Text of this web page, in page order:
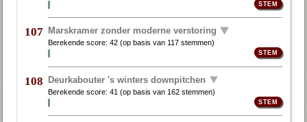
107 Marskramer zonder moderne verstoring
Berekende score:42 (op basis van 117 stemmen)
108 Deurkabouter 's winters downpitchen
Berekende score:41 (op basis van 162 stemmen)